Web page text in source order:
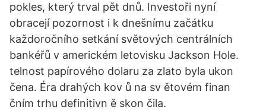
pokles, který trval pět dnů. Investoři nyní
obracejí pozornost i k dnešnímu začátku
každoročního setkání světových centrálních
bankéřů v americkém letovisku Jackson Hole.
telnost papírového dolaru za zlato byla ukon
čena. Éra drahých kov ů na sv ětovém finan
čním trhu definitivn ě skon čila.